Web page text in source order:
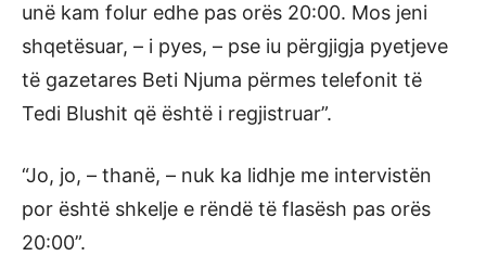
unë kam folur edhe pas orës 20:00. Mos jeni
shqetësuar, – i pyes, – pse iu përgjigja pyetjeve
të gazetares Beti Njuma përmes telefonit të
Tedi Blushit që është i regjistruar”.
“Jo, jo, – thanë, – nuk ka lidhje me intervistën
por është shkelje e rëndë të flasësh pas orës
20:00”.